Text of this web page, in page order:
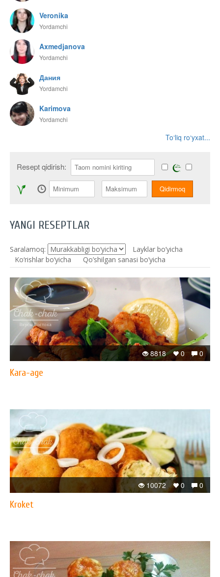
Veronika
Yordamchi
Axmedjanova
Yordamchi
Дания
Yordamchi
Karimova
Yordamchi
To‘liq ro‘yxat...
Resept qidirish:
YANGI RESEPTLAR
Saralamoq:
Layklar bo’yicha
Ko‘rishlar bo‘yicha
Qo’shilgan sanasi bo’yicha
0
0
8818
Kara-age
0
0
10072
Kroket